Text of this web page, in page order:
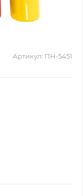
Артикул: ПН-5451